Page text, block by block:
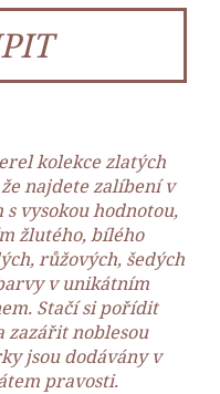
kolekce zlatých
najdete zalíbení v
vysokou hodnotou,
žlutého, bílého
růžových, šedých
v unikátním
Stačí si pořídit
zazářit noblesou
jsou dodávány v
pravosti.